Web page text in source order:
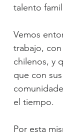
talento
Vemos
trabajo, con
chilenos, y
que con
el tiempo.
Por esta